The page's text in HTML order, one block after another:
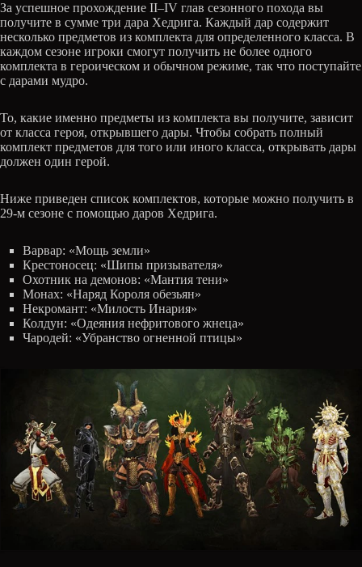
За успешное прохождение II–IV глав сезонного похода вы
получите в сумме три дара Хедрига. Каждый дар содержит
несколько предметов из комплекта для определенного класса. В
каждом сезоне игроки смогут получить не более одного
комплекта в героическом и обычном режиме, так что поступайте
с дарами мудро.
То, какие именно предметы из комплекта вы получите, зависит
от класса героя, открывшего дары. Чтобы собрать полный
комплект предметов для того или иного класса, открывать дары
должен один герой.
Ниже приведен список комплектов, которые можно получить в
29-м сезоне с помощью даров Хедрига.
Варвар: «Мощь земли»
Крестоносец: «Шипы призывателя»
Охотник на демонов: «Мантия тени»
Монах: «Наряд Короля обезьян»
Некромант: «Милость Инария»
Колдун: «Одеяния нефритового жнеца»
Чародей: «Убранство огненной птицы»